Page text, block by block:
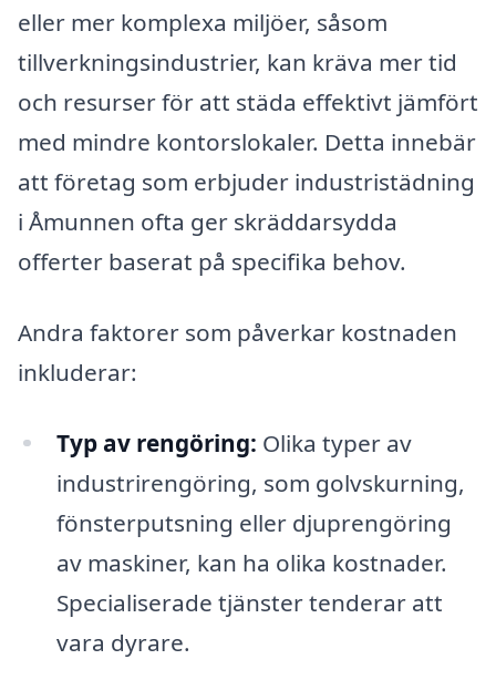
eller mer komplexa miljöer, såsom
tillverkningsindustrier, kan kräva mer tid
och resurser för att städa effektivt jämfört
med mindre kontorslokaler. Detta innebär
att företag som erbjuder industristädning
i Åmunnen ofta ger skräddarsydda
offerter baserat på specifika behov.
Andra faktorer som påverkar kostnaden
inkluderar:
Typ av rengöring: Olika typer av
industrirengöring, som golvskurning,
fönsterputsning eller djuprengöring
av maskiner, kan ha olika kostnader.
Specialiserade tjänster tenderar att
vara dyrare.